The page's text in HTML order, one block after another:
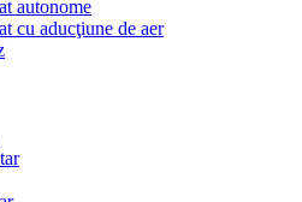
autonome
cu aducţiune de aer